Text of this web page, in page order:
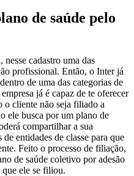
de saúde pelo
nesse cadastro uma das
profissional. Então, o Inter já
de uma das categorias de
já é capaz de te oferecer
o cliente não seja filiado a
ele busca por um plano de
compartilhar a sua
entidades de classe para que
Feito o processo de filiação,
de saúde coletivo por adesão
que ele se filiou.